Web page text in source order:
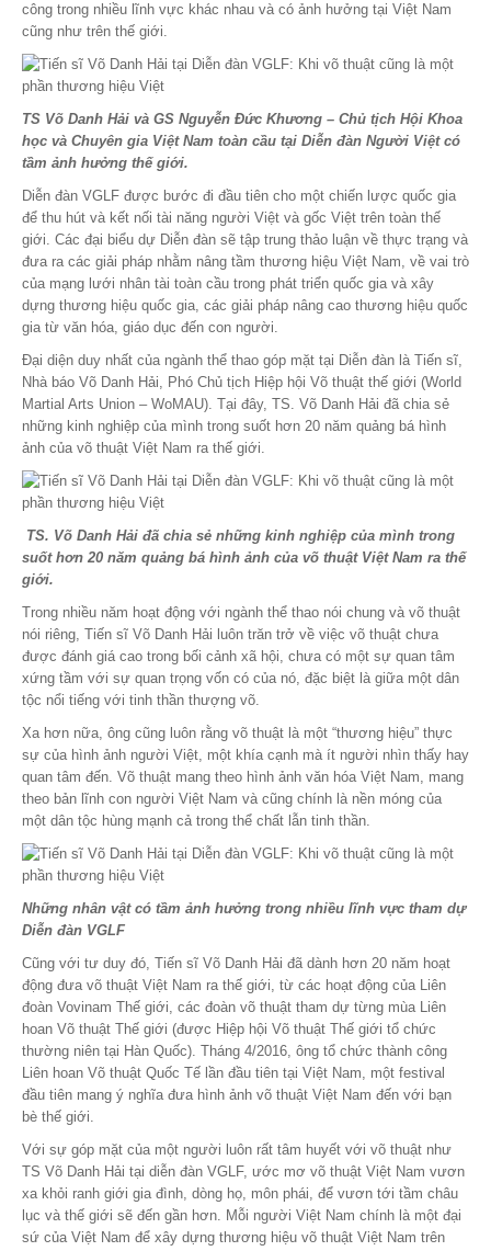
công trong nhiều lĩnh vực khác nhau và có ảnh hưởng tại Việt Nam
cũng như trên thế giới.
TS Võ Danh Hải và GS Nguyễn Đức Khương – Chủ tịch Hội Khoa
học và Chuyên gia Việt Nam toàn cầu tại Diễn đàn Người Việt có
tầm ảnh hưởng thế giới.
Diễn đàn VGLF được bước đi đầu tiên cho một chiến lược quốc gia
để thu hút và kết nối tài năng người Việt và gốc Việt trên toàn thế
giới. Các đại biểu dự Diễn đàn sẽ tập trung thảo luận về thực trạng và
đưa ra các giải pháp nhằm nâng tầm thương hiệu Việt Nam, về vai trò
của mạng lưới nhân tài toàn cầu trong phát triển quốc gia và xây
dựng thương hiệu quốc gia, các giải pháp nâng cao thương hiệu quốc
gia từ văn hóa, giáo dục đến con người.
Đại diện duy nhất của ngành thể thao góp mặt tại Diễn đàn là Tiến sĩ,
Nhà báo Võ Danh Hải, Phó Chủ tịch Hiệp hội Võ thuật thế giới (World
Martial Arts Union – WoMAU). Tại đây, TS. Võ Danh Hải đã chia sẻ
những kinh nghiệp của mình trong suốt hơn 20 năm quảng bá hình
ảnh của võ thuật Việt Nam ra thế giới.
TS. Võ Danh Hải đã chia sẻ những kinh nghiệp của mình trong
suốt hơn 20 năm quảng bá hình ảnh của võ thuật Việt Nam ra thế
giới.
Trong nhiều năm hoạt động với ngành thể thao nói chung và võ thuật
nói riêng, Tiến sĩ Võ Danh Hải luôn trăn trở về việc võ thuật chưa
được đánh giá cao trong bối cảnh xã hội, chưa có một sự quan tâm
xứng tầm với sự quan trọng vốn có của nó, đặc biệt là giữa một dân
tộc nổi tiếng với tinh thần thượng võ.
Xa hơn nữa, ông cũng luôn rằng võ thuật là một “thương hiệu” thực
sự của hình ảnh người Việt, một khía cạnh mà ít người nhìn thấy hay
quan tâm đến. Võ thuật mang theo hình ảnh văn hóa Việt Nam, mang
theo bản lĩnh con người Việt Nam và cũng chính là nền móng của
một dân tộc hùng mạnh cả trong thể chất lẫn tinh thần.
Những nhân vật có tầm ảnh hưởng trong nhiều lĩnh vực tham dự
Diễn đàn VGLF
Cũng với tư duy đó, Tiến sĩ Võ Danh Hải đã dành hơn 20 năm hoạt
động đưa võ thuật Việt Nam ra thế giới, từ các hoạt động của Liên
đoàn Vovinam Thế giới, các đoàn võ thuật tham dự từng mùa Liên
hoan Võ thuật Thế giới (được Hiệp hội Võ thuật Thế giới tổ chức
thường niên tại Hàn Quốc). Tháng 4/2016, ông tổ chức thành công
Liên hoan Võ thuật Quốc Tế lần đầu tiên tại Việt Nam, một festival
đầu tiên mang ý nghĩa đưa hình ảnh võ thuật Việt Nam đến với bạn
bè thế giới.
Với sự góp mặt của một người luôn rất tâm huyết với võ thuật như
TS Võ Danh Hải tại diễn đàn VGLF, ước mơ võ thuật Việt Nam vươn
xa khỏi ranh giới gia đình, dòng họ, môn phái, để vươn tới tầm châu
lục và thế giới sẽ đến gần hơn. Mỗi người Việt Nam chính là một đại
sứ của Việt Nam để xây dựng thương hiệu võ thuật Việt Nam trên